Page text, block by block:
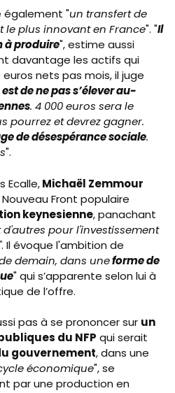
également "un transfert de
le plus innovant en France". "Il
à produire", estime aussi
davantage les actifs qui
nets pas mois, il juge
est de ne pas s’élever au-
. 4 000 euros sera le
pourrez et devrez gagner.
de désespérance sociale.
".
Ecalle,Michaël Zemmour
Front populaire
keynesienne, panachant
pour l'investissement
. Il évoque l'ambition de
demain, dans uneforme de
" qui s’apparente selon lui à
de l’offre.
pas à se prononcer sur un
du NFP qui serait
gouvernement, dans une
économique", se
par une production en